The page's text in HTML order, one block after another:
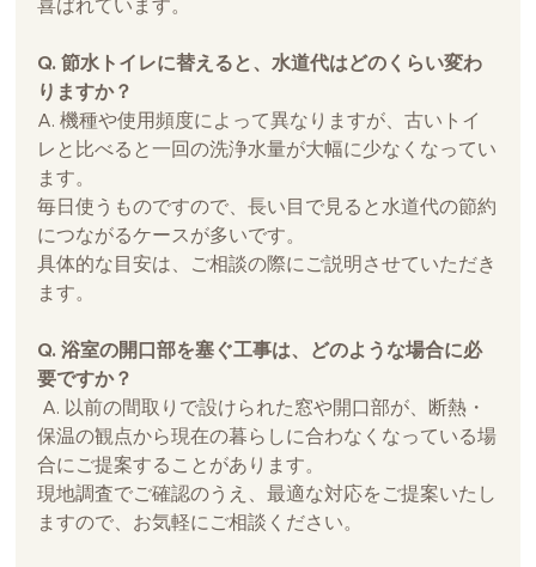
Q. 節水トイレに替えると、水道代はどのくらい変わ
りますか？
A. 機種や使用頻度によって異なりますが、古いトイ
レと比べると一回の洗浄水量が大幅に少なくなってい
ます。
毎日使うものですので、長い目で見ると水道代の節約
につながるケースが多いです。
具体的な目安は、ご相談の際にご説明させていただき
ます。
Q. 浴室の開口部を塞ぐ工事は、どのような場合に必
要ですか？
保温の観点から現在の暮らしに合わなくなっている場
合にご提案することがあります。
現地調査でご確認のうえ、最適な対応をご提案いたし
ますので、お気軽にご相談ください。